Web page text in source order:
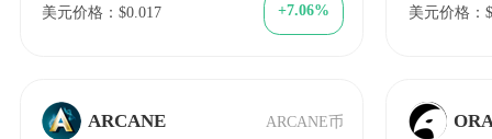
美元价格：$0.017 +7.06%
ARCANE ARCANE币
美元价格：